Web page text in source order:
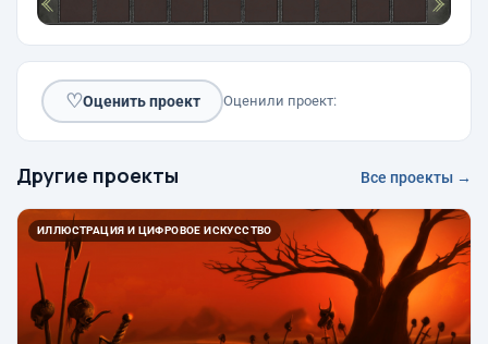
♡Оценить проект Оценили проект:
Другие проекты Все проекты →
ИЛЛЮСТРАЦИЯ И ЦИФРОВОЕ ИСКУССТВО